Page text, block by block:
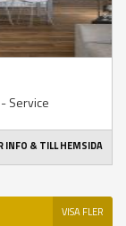
Service
INFO & TILL HEMSIDA
VISA FLER